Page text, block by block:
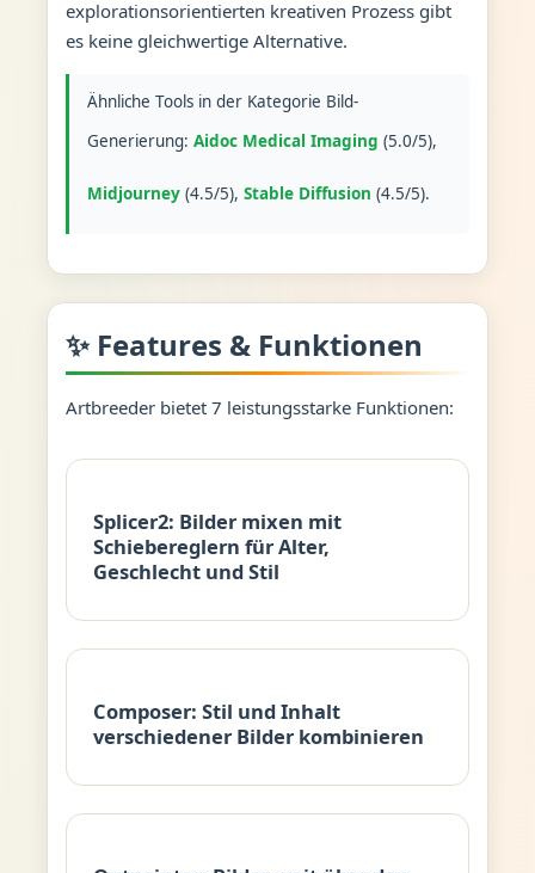
explorationsorientierten kreativen Prozess gibt
es keine gleichwertige Alternative.
Ähnliche Tools in der Kategorie Bild-
Generierung: Aidoc Medical Imaging (5.0/5),
Midjourney(4.5/5), Stable Diffusion (4.5/5).
✨ Features & Funktionen
Artbreeder bietet 7 leistungsstarke Funktionen:
Splicer2: Bilder mixen mit
Schiebereglern für Alter,
Geschlecht und Stil
Composer: Stil und Inhalt
verschiedener Bilder kombinieren